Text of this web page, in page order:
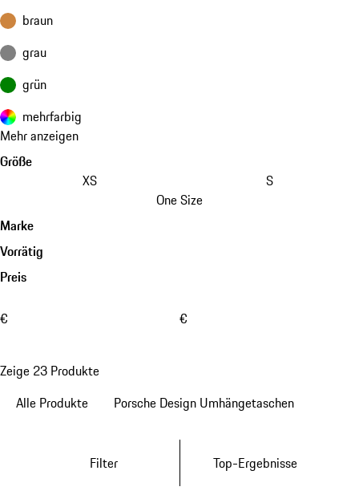
braun
grau
grün
mehrfarbig
Mehr anzeigen
Größe
XS
S
One Size
Marke
Vorrätig
Preis
€ €
Zeige 23 Produkte
Alle Produkte
Porsche Design Umhängetaschen
Filter Top-Ergebnisse